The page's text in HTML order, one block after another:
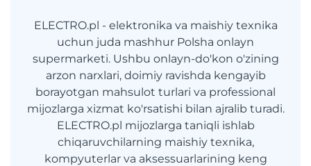
ELECTRO.pl - elektronika va maishiy texnika
uchun juda mashhur Polsha onlayn
supermarketi. Ushbu onlayn-do'kon o'zining
arzon narxlari, doimiy ravishda kengayib
borayotgan mahsulot turlari va professional
mijozlarga xizmat ko'rsatishi bilan ajralib turadi.
ELECTRO.pl mijozlarga taniqli ishlab
chiqaruvchilarning maishiy texnika,
kompyuterlar va aksessuarlarining keng